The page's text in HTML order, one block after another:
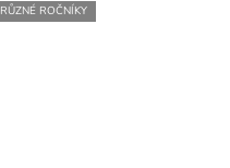
RŮZNÉ ROČNÍKY